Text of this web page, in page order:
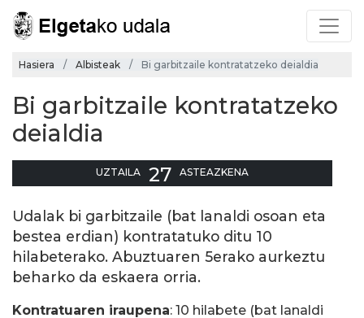
Hasiera Albisteak Bi garbitzaile kontratatzeko deialdia
Bi garbitzaile kontratatzeko
deialdia
UZTAILA 27 ASTEAZKENA
Udalak bi garbitzaile (bat lanaldi osoan eta
bestea erdian) kontratatuko ditu 10
hilabeterako. Abuztuaren 5erako aurkeztu
beharko da eskaera orria.
Kontratuaren iraupena: 10 hilabete (bat lanaldi